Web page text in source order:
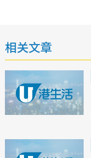
相关文章